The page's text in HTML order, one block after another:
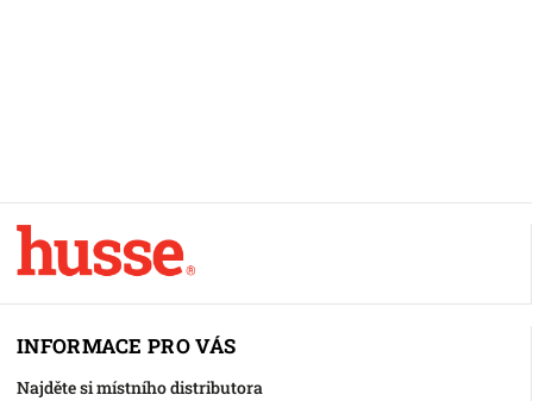
INFORMACE PRO VÁS
Najděte si místního distributora